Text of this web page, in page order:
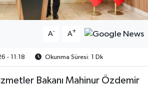
A- A+
- 11:18 Okunma Süresi: 1 Dk
Bakanı Mahinur Özdemir